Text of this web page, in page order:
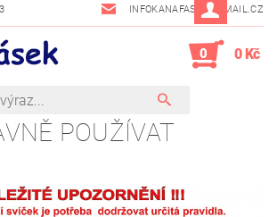
INFOKANAFASEK@EMAIL.CZ
0 0 Kč
POUŽÍVAT